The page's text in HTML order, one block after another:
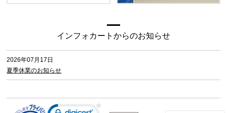
インフォカートからのお知らせ
2026年07月17日
夏季休業のお知らせ